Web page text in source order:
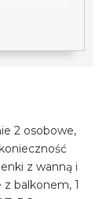
2 osobowe,
z wanną i
balkonem, 1